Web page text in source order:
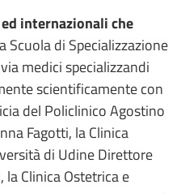
internazionali che
Scuola di Specializzazione
medici specializzandi
scientificamente con
del Policlinico Agostino
Fagotti, la Clinica
di Udine Direttore
Clinica Ostetrica e